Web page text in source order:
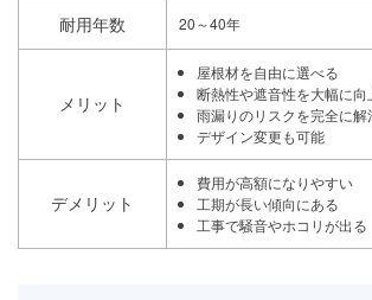
耐用年数 20～40年
メリット
屋根材を自由に選べる
断熱性や遮音性を大幅に向
雨漏りのリスクを完全に解
デザイン変更も可能
デメリット
費用が高額になりやすい
工期が長い傾向にある
工事で騒音やホコリが出る